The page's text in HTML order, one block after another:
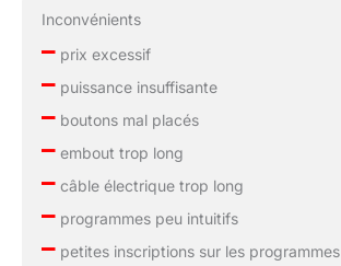
Inconvénients
–prix excessif
–puissance insuffisante
–boutons mal placés
–embout trop long
–câble électrique trop long
–programmes peu intuitifs
–petites inscriptions sur les programmes